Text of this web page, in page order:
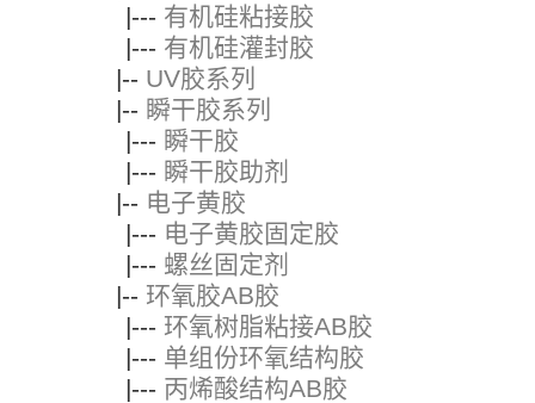
|--- 有机硅粘接胶
|--- 有机硅灌封胶
|-- UV胶系列
|-- 瞬干胶系列
|--- 瞬干胶
|--- 瞬干胶助剂
|-- 电子黄胶
|--- 电子黄胶固定胶
|--- 螺丝固定剂
|-- 环氧胶AB胶
|--- 环氧树脂粘接AB胶
|--- 单组份环氧结构胶
|--- 丙烯酸结构AB胶